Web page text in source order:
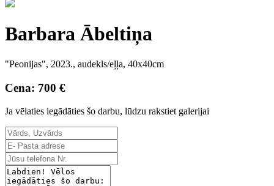
Barbara Ābeltiņa
"Peonijas", 2023., audekls/eļļa, 40x40cm
Cena: 700 €
Ja vēlaties iegādāties šo darbu, lūdzu rakstiet galerijai